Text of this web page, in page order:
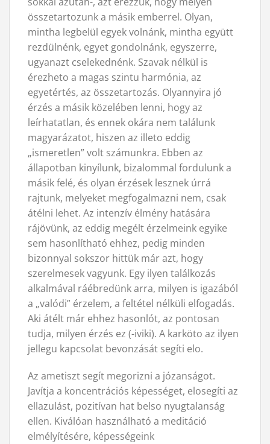
összetartozunk a másik emberrel. Olyan,
mintha legbelül egyek volnánk, mintha együtt
rezdülnénk, egyet gondolnánk, egyszerre,
ugyanazt cselekednénk. Szavak nélkül is
érezheto a magas szintu harmónia, az
egyetértés, az összetartozás. Olyannyira jó
érzés a másik közelében lenni, hogy az
leírhatatlan, és ennek okára nem találunk
magyarázatot, hiszen az illeto eddig
„ismeretlen” volt számunkra. Ebben az
állapotban kinyílunk, bizalommal fordulunk a
másik felé, és olyan érzések lesznek úrrá
rajtunk, melyeket megfogalmazni nem, csak
átélni lehet. Az intenzív élmény hatására
rájövünk, az eddig megélt érzelmeink egyike
sem hasonlítható ehhez, pedig minden
bizonnyal sokszor hittük már azt, hogy
szerelmesek vagyunk. Egy ilyen találkozás
alkalmával ráébredünk arra, milyen is igazából
a „valódi” érzelem, a feltétel nélküli elfogadás.
Aki átélt már ehhez hasonlót, az pontosan
tudja, milyen érzés ez (-iviki). A karköto az ilyen
jellegu kapcsolat bevonzását segíti elo.
Az ametiszt segít megorizni a józanságot.
Javítja a koncentrációs képességet, elosegíti az
ellazulást, pozitívan hat belso nyugtalanság
ellen. Kiválóan használható a meditáció
elmélyítésére, képességeink